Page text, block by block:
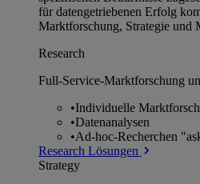
für datengetriebenen Erfolg
Marktforschung, Strategie und
Research
Full-Service-Marktforschung
•Individuelle
•Datenanalysen
•Ad-hoc-Recherchen
Research Lösungen
Strategy